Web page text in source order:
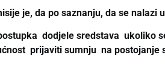
je, da po saznanju, da se
dodjele sredstava ukoliko
prijaviti sumnju na